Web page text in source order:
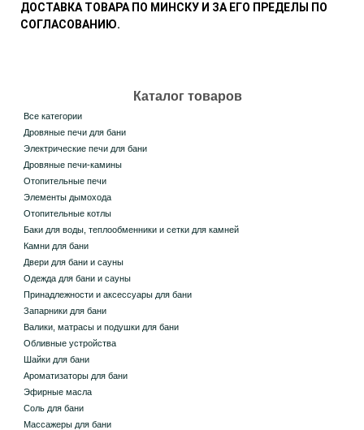
Каталог товаров
Все категории
Дровяные печи для бани
Электрические печи для бани
Дровяные печи-камины
Отопительные печи
Элементы дымохода
Отопительные котлы
Баки для воды, теплообменники и сетки для камней
Камни для бани
Двери для бани и сауны
Одежда для бани и сауны
Принадлежности и аксессуары для бани
Запарники для бани
Валики, матрасы и подушки для бани
Обливные устройства
Шайки для бани
Ароматизаторы для бани
Эфирные масла
Соль для бани
Массажеры для бани
ДОСТАВКА ТОВАРА ПО МИНСКУ И ЗА ЕГО ПРЕДЕЛЫ ПО
СОГЛАСОВАНИЮ.